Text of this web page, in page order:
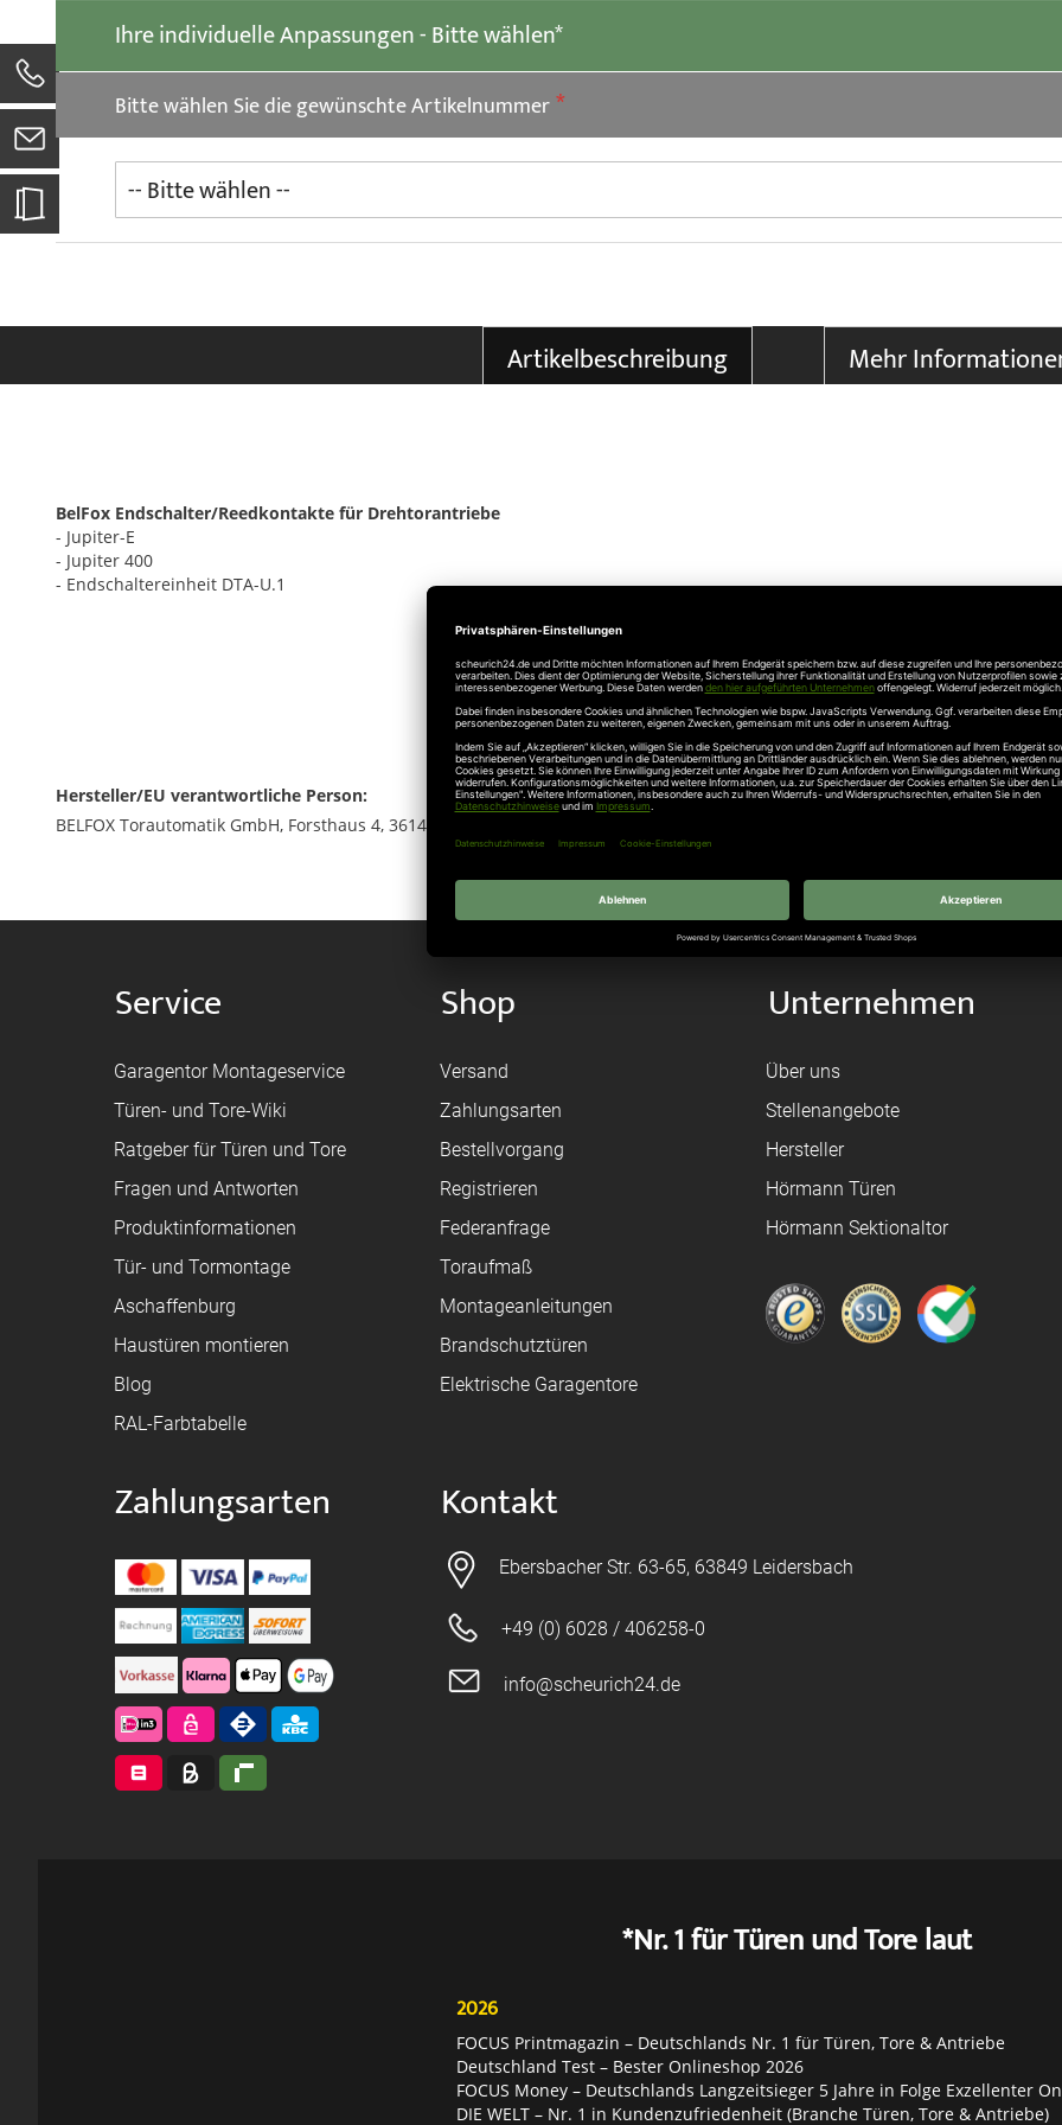
Ihre individuelle Anpassungen - Bitte wählen*
Bitte wählen Sie die gewünschte Artikelnummer
Bildgalerie
springen
Artikelbeschreibung Mehr
BelFox Endschalter/Reedkontakte für Drehtorantriebe
- Jupiter-E
- Jupiter 400
- Endschaltereinheit DTA-U.1
Angaben zur Produktsicherheit
Hersteller/EU verantwortliche Person:
BELFOX Torautomatik GmbH, Forsthaus 4, 36148 Kalbach, Telefon: +49 6655 9695-0 , info@belfox.de
Service
Garagentor Montageservice
Türen- und Tore-Wiki
Ratgeber für Türen und Tore
Fragen und Antworten
Produktinformationen
Tür- und Tormontage
Aschaffenburg
Haustüren montieren
Blog
RAL-Farbtabelle
Shop
Versand
Zahlungsarten
Bestellvorgang
Registrieren
Federanfrage
Toraufmaß
Montageanleitungen
Brandschutztüren
Elektrische Garagentore
Unternehmen
Über uns
Stellenangebote
Hersteller
Hörmann Türen
Hörmann Sektionaltor
Zahlungsarten Kontakt
Ebersbacher Str. 63-65, 63849 Leidersbach
+49 (0) 6028 / 406258-0
info@scheurich24.de
*Nr. 1 für Türen und Tore laut
2026
FOCUS Printmagazin – Deutschlands Nr. 1 für Türen, Tore & Antriebe
Deutschland Test – Bester Onlineshop 2026
FOCUS Money – Deutschlands Langzeitsieger 5 Jahre in Folge Exzellenter
DIE WELT – Nr. 1 in Kundenzufriedenheit (Branche Türen, Tore & Antriebe)